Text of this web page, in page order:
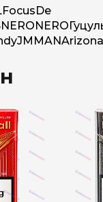
Focus De
NERO NERO
JM MANArizona